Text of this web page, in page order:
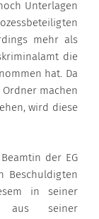
Unterlagen
mehr als
die
hat. Da
machen
wird diese
der EG
Beschuldigten
in seiner
aus seiner